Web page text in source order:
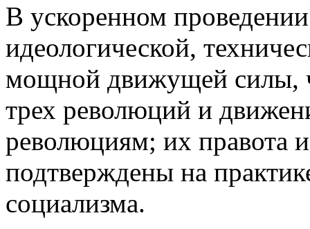
В ускоренном
идеологической,
мощной движущей силы,
трех революций и
революциям; их правота
подтверждены на
социализма.